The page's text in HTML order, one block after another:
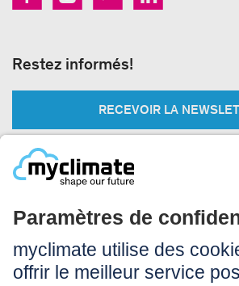
Restez informés!
RECEVOIR LA
Impressum
Conditions d’utilisation